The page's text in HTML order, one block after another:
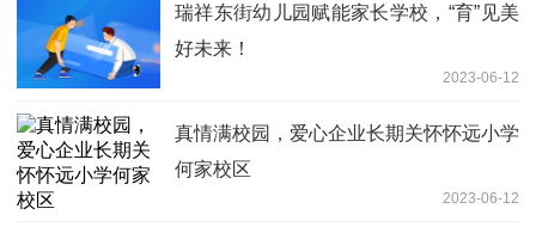
瑞祥东街幼儿园赋能家长学校，“育”见美
好未来！
2023-06-12
真情满校园，爱心企业长期关怀怀远小学
何家校区
2023-06-12